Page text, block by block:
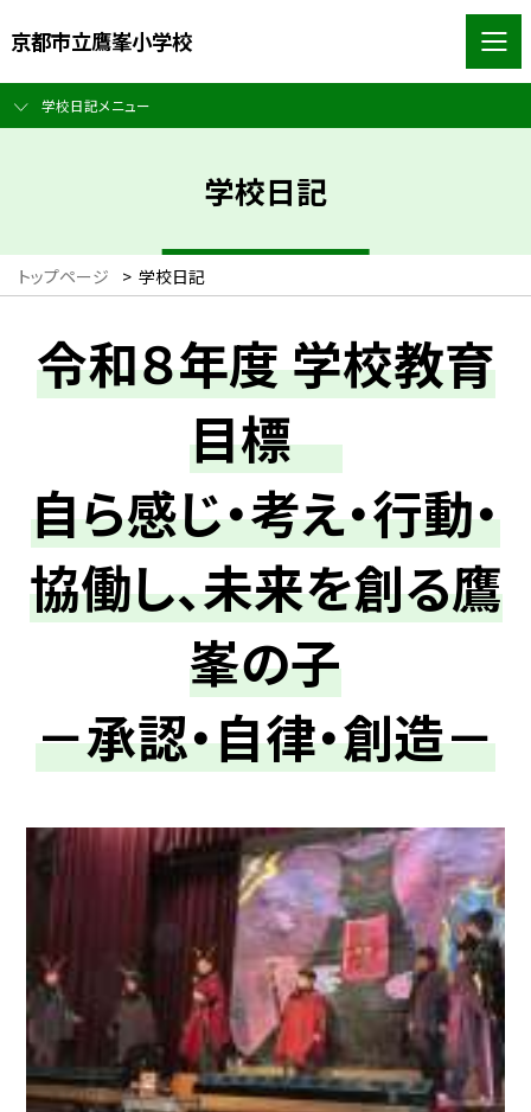
京都市立鷹峯小学校
学校日記メニュー
学校日記
トップページ > 学校日記
令和８年度 学校教育
目標
自ら感じ・考え・行動・
協働し、未来を創る鷹
峯の子
－承認・自律・創造－